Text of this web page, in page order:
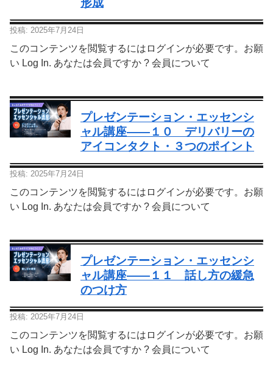
形成
投稿: 2025年7月24日
このコンテンツを閲覧するにはログインが必要です。お願
い Log In. あなたは会員ですか ? 会員について
プレゼンテーション・エッセンシ
ャル講座—―１０ デリバリーの
アイコンタクト・３つのポイント
投稿: 2025年7月24日
このコンテンツを閲覧するにはログインが必要です。お願
い Log In. あなたは会員ですか ? 会員について
プレゼンテーション・エッセンシ
ャル講座—―１１ 話し方の緩急
のつけ方
投稿: 2025年7月24日
このコンテンツを閲覧するにはログインが必要です。お願
い Log In. あなたは会員ですか ? 会員について